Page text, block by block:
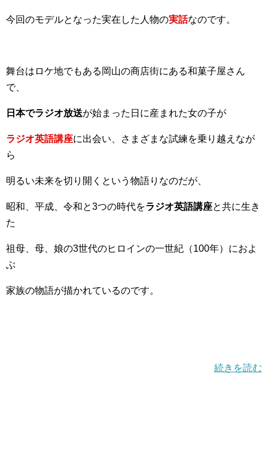
今回のモデルとなった実在した人物の実話なのです。
舞台はロケ地でもある岡山の商店街にある和菓子屋さん
で、
日本でラジオ放送が始まった日に産まれた女の子が
ラジオ英語講座に出会い、さまざまな試練を乗り越えなが
ら
明るい未来を切り開くという物語りなのだが、
昭和、平成、令和と3つの時代をラジオ英語講座と共に生き
た
祖母、母、娘の3世代のヒロインの一世紀（100年）におよ
ぶ
家族の物語が描かれているのです。
続きを読む